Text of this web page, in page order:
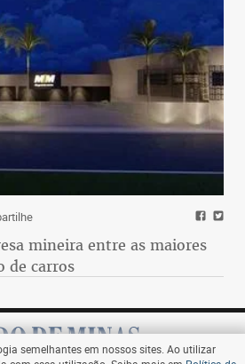
semelhantes em nossos sites. Ao utilizar
mineira entre as maiores
de carros